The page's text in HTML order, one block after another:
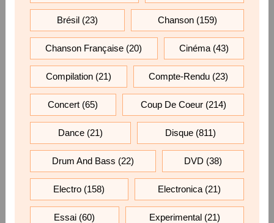
Brésil(23) Chanson (159)
Chanson Française (20) Cinéma(43)
Compilation(21) Compte-Rendu (23)
Concert (65) Coup De Coeur(214)
Dance(21) Disque (811)
Drum And Bass (22) DVD (38)
Electro (158) Electronica(21)
Essai (60) Experimental(21)